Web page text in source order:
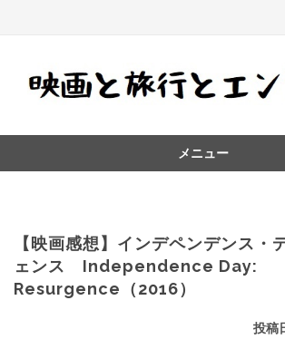
キ
メニュー
【映画感想】インデペンデンス・
ェンス Independence Day:
Resurgence（2016）
投稿